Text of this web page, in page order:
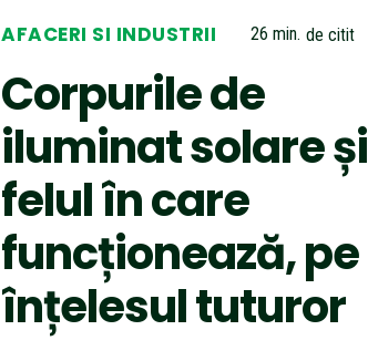
AFACERI SI INDUSTRII 26 min. de citit
Corpurile de
iluminat solare și
felul în care
funcționează, pe
înțelesul tuturor